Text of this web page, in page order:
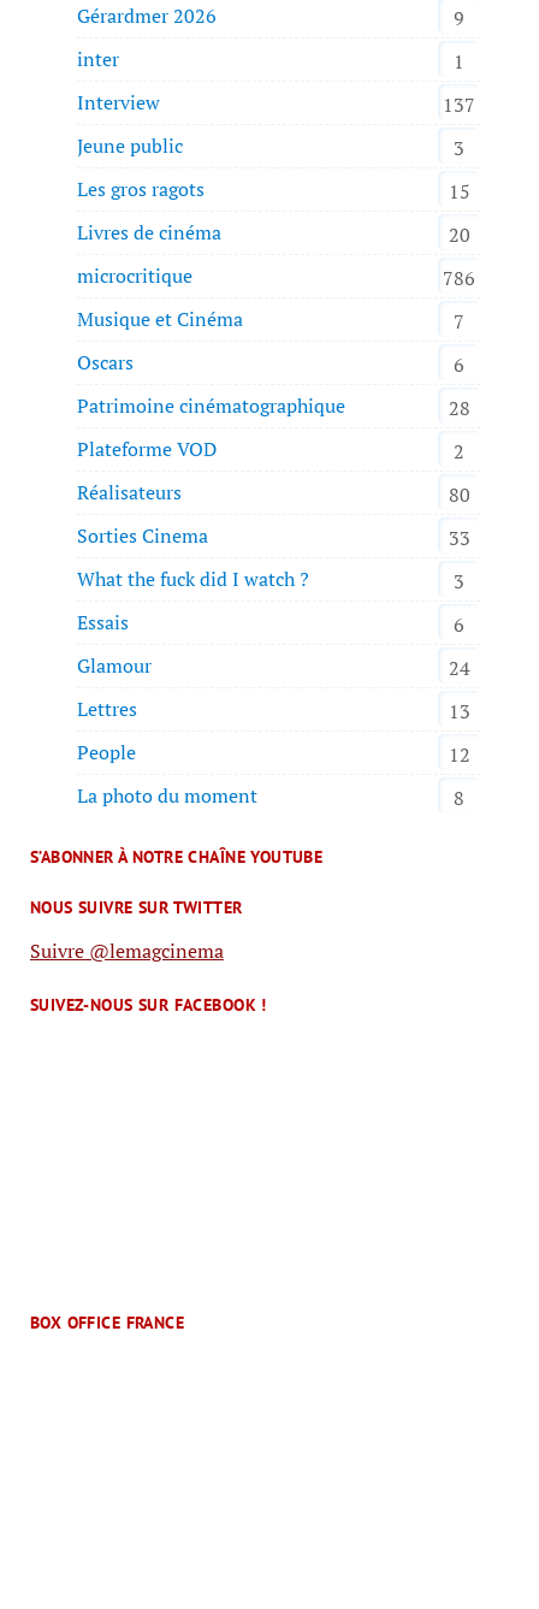
Gérardmer 2026
9
inter
1
Interview
137
Jeune public
3
Les gros ragots
15
Livres de cinéma
20
microcritique
786
Musique et Cinéma
7
Oscars
6
Patrimoine cinématographique
28
Plateforme VOD
2
Réalisateurs
80
Sorties Cinema
33
What the fuck did I watch ?
3
Essais
6
Glamour
24
Lettres
13
People
12
La photo du moment
8
S’ABONNER À NOTRE CHAÎNE YOUTUBE
NOUS SUIVRE SUR TWITTER
Suivre @lemagcinema
SUIVEZ-NOUS SUR FACEBOOK !
BOX OFFICE FRANCE